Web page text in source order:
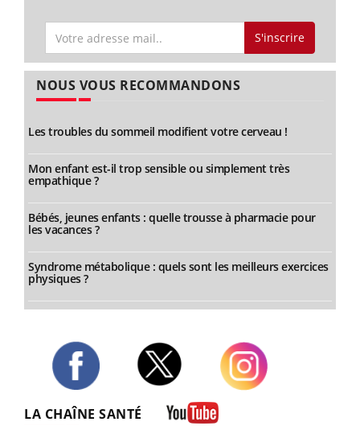
S'inscrire
NOUS VOUS RECOMMANDONS
Les troubles du sommeil modifient votre cerveau !
Mon enfant est-il trop sensible ou simplement très
empathique ?
Bébés, jeunes enfants : quelle trousse à pharmacie pour
les vacances ?
Syndrome métabolique : quels sont les meilleurs exercices
physiques ?
LA CHAÎNE SANTÉ